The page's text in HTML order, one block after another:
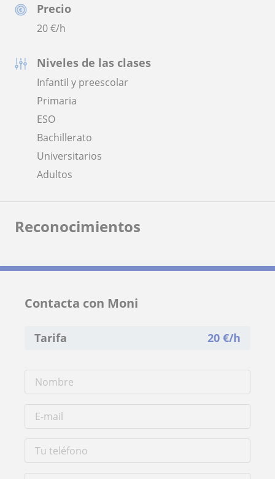
Precio
20€/h
Niveles de las clases
Infantil y preescolar
Primaria
ESO
Bachillerato
Universitarios
Adultos
Reconocimientos
Contacta con Moni
Tarifa 20 €/h